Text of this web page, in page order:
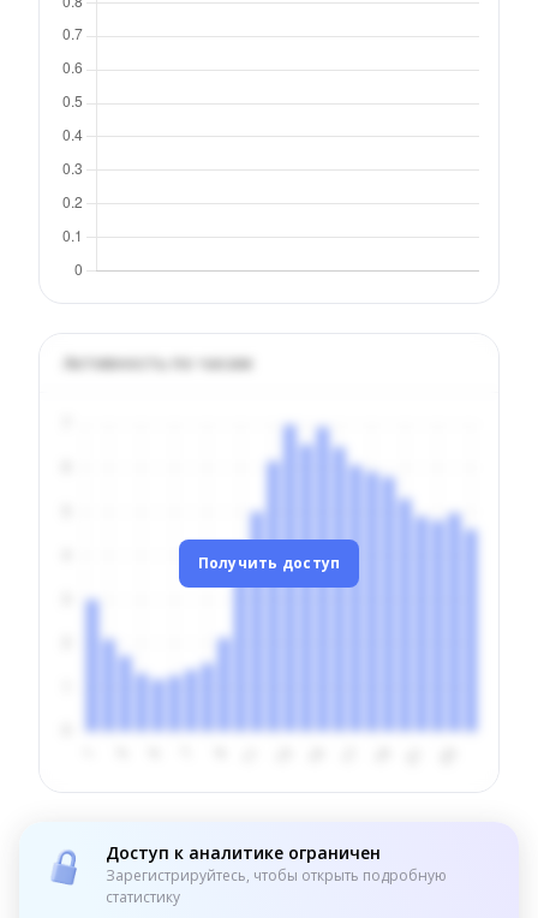
Активность по часам
Получить доступ
Доступ к аналитике ограничен
Зарегистрируйтесь, чтобы открыть подробную
статистику